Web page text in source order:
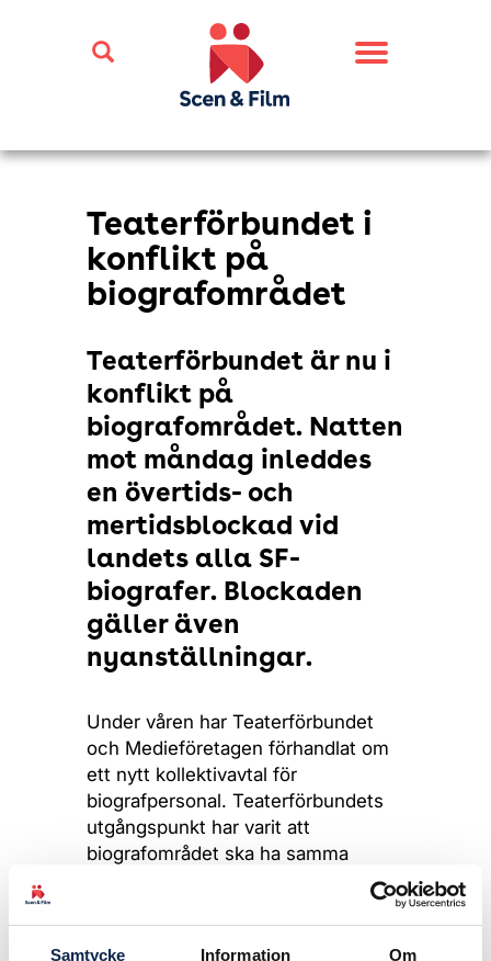
Samtycke Information Om
Toggle
Teaterförbundet i
konflikt på
biografområdet
Teaterförbundet är nu i
konflikt på
biografområdet. Natten
mot måndag inleddes
en övertids- och
mertidsblockad vid
landets alla SF-
biografer. Blockaden
gäller även
nyanställningar.
Under våren har Teaterförbundet
och Medieföretagen förhandlat om
ett nytt kollektivavtal för
biografpersonal. Teaterförbundets
utgångspunkt har varit att
biografområdet ska ha samma
arbetsmarknaden.